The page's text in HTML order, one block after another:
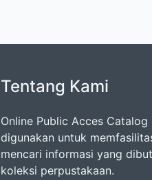
Tentang Kami
Online Public Acces
digunakan untuk
mencari informasi yang
koleksi perpustakaan.